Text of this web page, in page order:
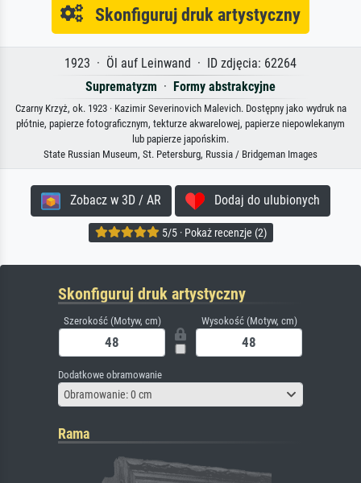
Skonfiguruj druk artystyczny
1923 · Öl auf Leinwand · ID zdjęcia: 62264
Suprematyzm · Formy abstrakcyjne
Czarny Krzyż, ok. 1923 · Kazimir Severinovich Malevich. Dostępny jako wydruk na
płótnie, papierze fotograficznym, tekturze akwarelowej, papierze niepowlekanym
lub papierze japońskim.
State Russian Museum, St. Petersburg, Russia / Bridgeman Images
Zobacz w 3D / AR Dodaj do ulubionych
5/5 · Pokaż recenzje (2)
Skonfiguruj druk artystyczny
Szerokość (Motyw, cm) Wysokość (Motyw, cm)
Dodatkowe obramowanie
Obramowanie: 0 cm
Rama